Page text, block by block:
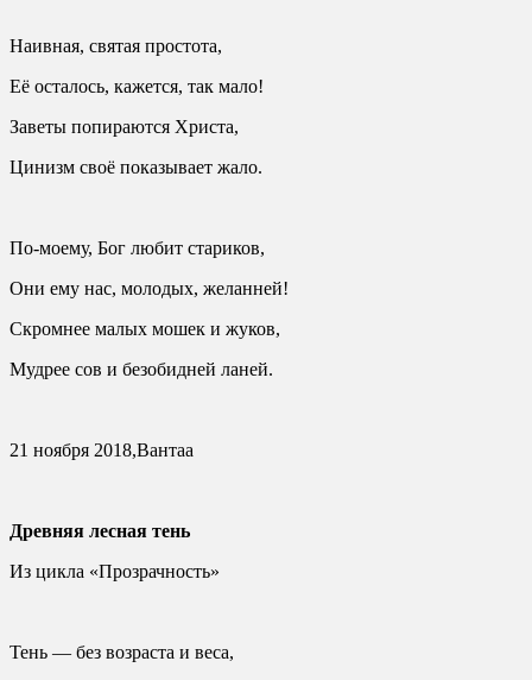
Наивная, святая простота,
Её осталось, кажется, так мало!
Заветы попираются Христа,
Цинизм своё показывает жало.
По-моему, Бог любит стариков,
Они ему нас, молодых, желанней!
Скромнее малых мошек и жуков,
Мудрее сов и безобидней ланей.
21 ноября 2018,Вантаа
Древняя лесная тень
Из цикла «Прозрачность»
Тень — без возраста и веса,